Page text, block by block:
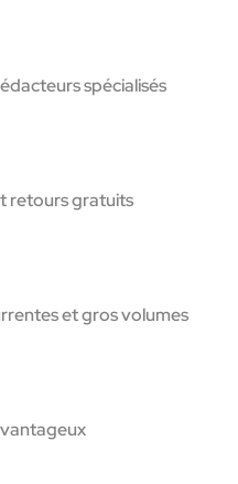
spécialisés
retours gratuits
et gros volumes